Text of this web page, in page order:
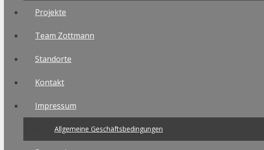
Projekte
Team Zottmann
Standorte
Kontakt
Impressum
Allgemeine Geschäftsbedingungen